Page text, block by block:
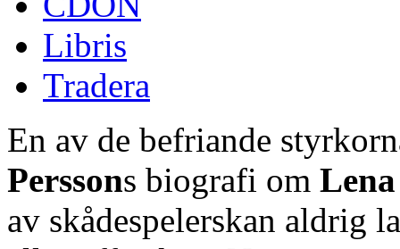
Libris
Tradera
En av de befriande
Perssons biografi om
av skådespelerskan aldrig